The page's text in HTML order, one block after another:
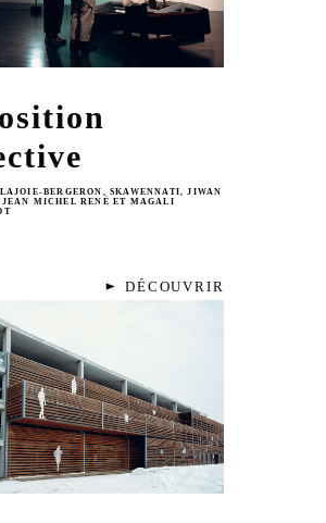
BERGERON, SKAWENNATI, JIWAN
JEAN MICHEL RENÉ ET MAGALI
DÉCOUVRIR